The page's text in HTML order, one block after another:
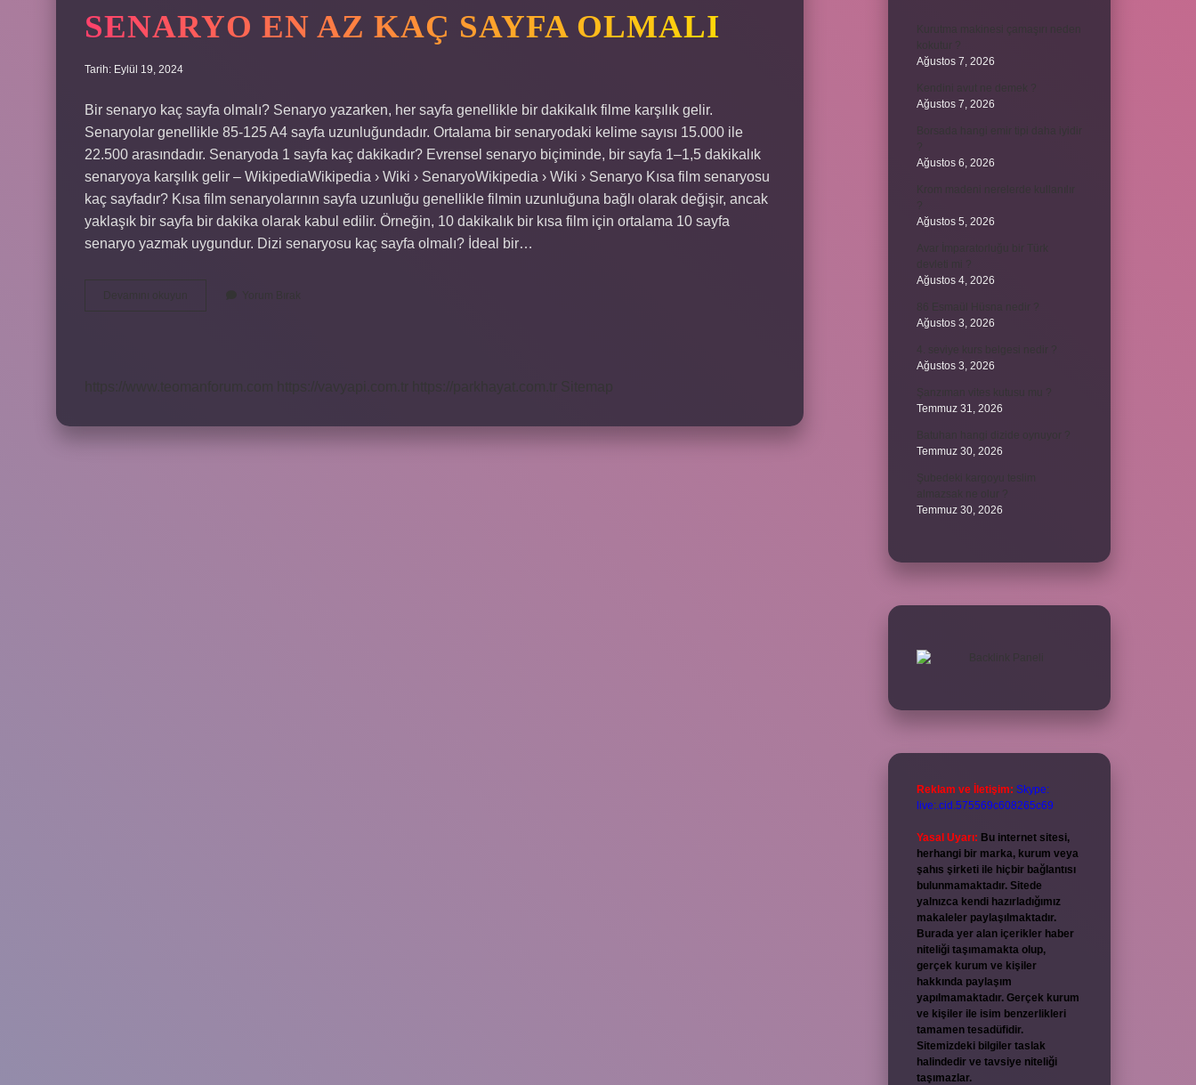
SENARYO EN AZ KAÇ SAYFA OLMALI
Tarih: Eylül 19, 2024
Bir senaryo kaç sayfa olmalı? Senaryo yazarken, her sayfa genellikle bir dakikalık filme karşılık gelir.
Senaryolar genellikle 85-125 A4 sayfa uzunluğundadır. Ortalama bir senaryodaki kelime sayısı 15.000 ile
22.500 arasındadır. Senaryoda 1 sayfa kaç dakikadır? Evrensel senaryo biçiminde, bir sayfa 1–1,5 dakikalık
senaryoya karşılık gelir – WikipediaWikipedia › Wiki › SenaryoWikipedia › Wiki › Senaryo Kısa film senaryosu
kaç sayfadır? Kısa film senaryolarının sayfa uzunluğu genellikle filmin uzunluğuna bağlı olarak değişir, ancak
yaklaşık bir sayfa bir dakika olarak kabul edilir. Örneğin, 10 dakikalık bir kısa film için ortalama 10 sayfa
senaryo yazmak uygundur. Dizi senaryosu kaç sayfa olmalı? İdeal bir…
Ağustos 7, 2026
Ağustos 7, 2026
Ağustos 6, 2026
Ağustos 5, 2026
Ağustos 4, 2026
Ağustos 3, 2026
Ağustos 3, 2026
Temmuz 31, 2026
Temmuz 30, 2026
Temmuz 30, 2026
Reklam ve İletişim: Skype:
live:.cid.575569c608265c69
Yasal Uyarı: Bu internet sitesi,
herhangi bir marka, kurum veya
şahıs şirketi ile hiçbir bağlantısı
bulunmamaktadır. Sitede
yalnızca kendi hazırladığımız
makaleler paylaşılmaktadır.
Burada yer alan içerikler haber
niteliği taşımamakta olup,
gerçek kurum ve kişiler
hakkında paylaşım
yapılmamaktadır. Gerçek kurum
ve kişiler ile isim benzerlikleri
tamamen tesadüfidir.
Sitemizdeki bilgiler taslak
halindedir ve tavsiye niteliği
taşımazlar.